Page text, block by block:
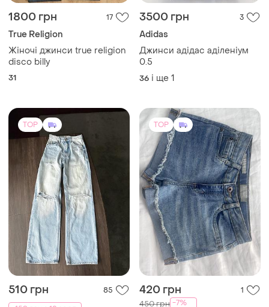
1800 грн
True Religion
Жіночі джинси true religion
3500 грн
Adidas
Джинси адідас аділеніум
0.5
TOP
510 грн
TOP
420 грн